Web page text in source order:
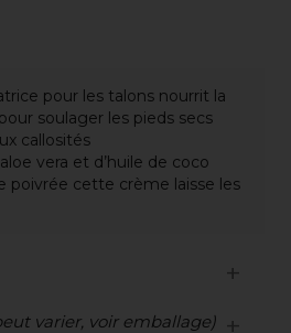
pour les talons nourrit la
soulager les pieds secs
callosités
vera et d’huile de coco
poivrée cette crème laisse les
varier, voir emballage)